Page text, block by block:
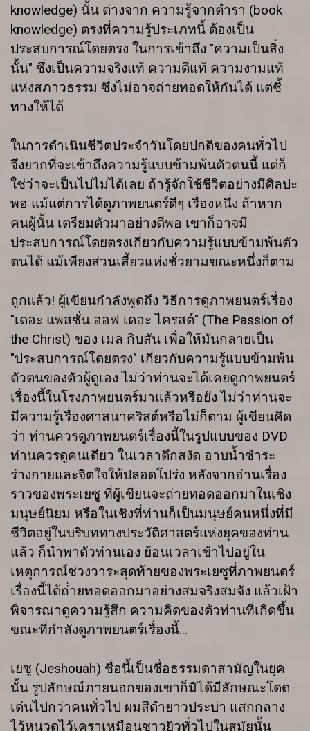
knowledge) นั้น ต่างจาก ความรู้จากตำรา (book
knowledge) ตรงที่ความรู้ประเภทนี้ ต้องเป็น
ประสบการณ์โดยตรง ในการเข้าถึง "ความเป็นสิ่ง
นั้น" ซึ่งเป็นความจริงแท้ ความดีแท้ ความงามแท้
แห่งสภาวธรรม ซึ่งไม่อาจถ่ายทอดให้กันได้ แต่ชี้
ทางให้ได้
ในการดำเนินชีวิตประจำวันโดยปกติของคนทั่วไป
จึงยากที่จะเข้าถึงความรู้แบบข้ามพ้นตัวตนนี้ แต่ก็
ใช่ว่าจะเป็นไปไม่ได้เลย ถ้ารู้จักใช้ชีวิตอย่างมีศิลปะ
พอ แม้แต่การได้ดูภาพยนตร์ดีๆ เรื่องหนึ่ง ถ้าหาก
คนผู้นั้น เตรียมตัวมาอย่างดีพอ เขาก็อาจมี
ประสบการณ์โดยตรงเกี่ยวกับความรู้แบบข้ามพ้นตัว
ตนได้ แม้เพียงส่วนเสี้ยวแห่งชั่วยามขณะหนึ่งก็ตาม
ถูกแล้ว! ผู้เขียนกำลังพูดถึง วิธีการดูภาพยนตร์เรื่อง
"เดอะ แพสชั่น ออฟ เดอะ ไครสต์" (The Passion of
the Christ) ของ เมล กิบสัน เพื่อให้มันกลายเป็น
"ประสบการณ์โดยตรง" เกี่ยวกับความรู้แบบข้ามพ้น
ตัวตนของตัวผู้ดูเอง ไม่ว่าท่านจะได้เคยดูภาพยนตร์
เรื่องนี้ในโรงภาพยนตร์มาแล้วหรือยัง ไม่ว่าท่านจะ
มีความรู้เรื่องศาสนาคริสต์หรือไม่ก็ตาม ผู้เขียนคิด
ว่า ท่านควรดูภาพยนตร์เรื่องนี้ในรูปแบบของ DVD
ท่านควรดูคนเดียว ในเวลาดึกสงัด อาบน้ำชำระ
ร่างกายและจิตใจให้ปลอดโปร่ง หลังจากอ่านเรื่อง
ราวของพระเยซู ที่ผู้เขียนจะถ่ายทอดออกมาในเชิง
มนุษย์นิยม หรือในเชิงที่ท่านก็เป็นมนุษย์คนหนึ่งที่มี
ชีวิตอยู่ในบริบททางประวัติศาสตร์แห่งยุคของท่าน
แล้ว ก็นำพาตัวท่านเอง ย้อนเวลาเข้าไปอยู่ใน
เหตุการณ์ช่วงวาระสุดท้ายของพระเยซูที่ภาพยนตร์
เรื่องนี้ได้ถ่่ายทอดออกมาอย่างสมจริงสมจัง แล้วเฝ้า
พิจารณาดูความรู้สึก ความคิดของตัวท่านที่เกิดขึ้น
ขณะที่กำลังดูภาพยนตร์เรื่องนี้...
เยซู (Jeshouah) ชื่อนี้เป็นชื่อธรรมดาสามัญในยุค
นั้น รูปลักษณ์ภายนอกของเขาก็มิได้มีลักษณะโดด
เด่นไปกว่าคนทั่วไป ผมสีดำยาวประบ่า แสกกลาง
ไว้หนวดไว้เคราเหมือนชาวยิวทั่วไปในสมัยนั้น